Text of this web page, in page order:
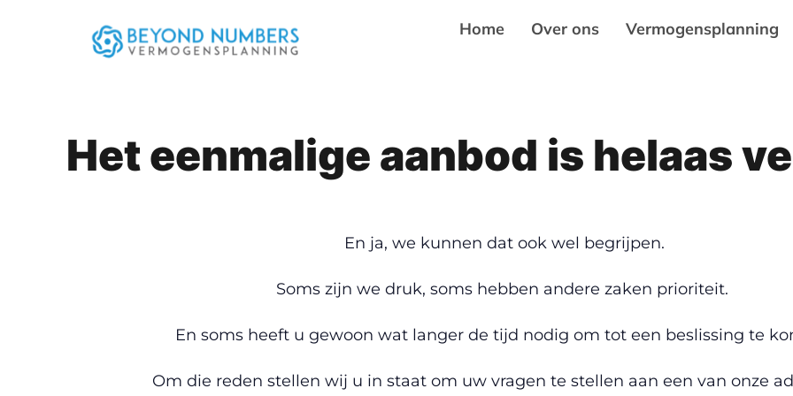
Home Over ons Vermogensplanning
Het eenmalige aanbod is helaas
En ja, we kunnen dat ook wel begrijpen.
Soms zijn we druk, soms hebben andere zaken prioriteit.
En soms heeft u gewoon wat langer de tijd nodig om tot een beslissing te
Om die reden stellen wij u in staat om uw vragen te stellen aan een van onze